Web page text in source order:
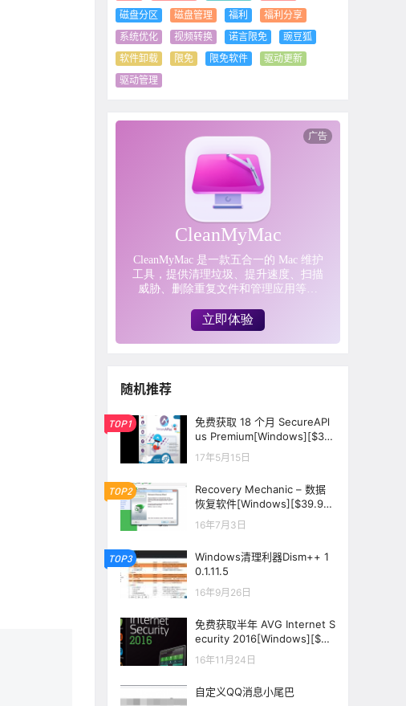
磁盘分区
磁盘管理 福利
福利分享
系统优化
视频转换 诺言限免
豌豆狐
软件卸载
限免 限免软件
驱动更新
驱动管理
随机推荐
TOP1
免费获取 18 个月 SecureAPl
us Premium[Windows][$36
→0]
17年5月15日
TOP2
Recovery Mechanic – 数据
恢复软件[Windows][$39.95
→0]
16年7月3日
TOP3
Windows清理利器Dism++ 1
0.1.11.5
16年9月26日
免费获取半年 AVG Internet S
ecurity 2016[Windows][$27.
49→0]
16年11月24日
自定义QQ消息小尾巴